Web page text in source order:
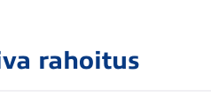
rahoitus